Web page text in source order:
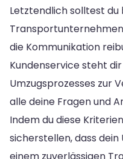
Letztendlich solltest du
die Kommunikation
Kundenservice steht
Umzugsprozesses zur
alle deine Fragen und
Indem du diese
sicherstellen, dass
einem zuverlässigen